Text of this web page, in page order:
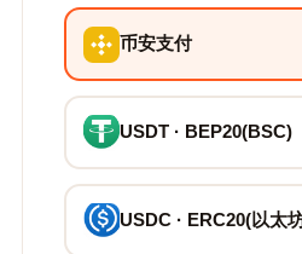
币安支付
USDT · BEP20(BSC)
USDC · ERC20(以太